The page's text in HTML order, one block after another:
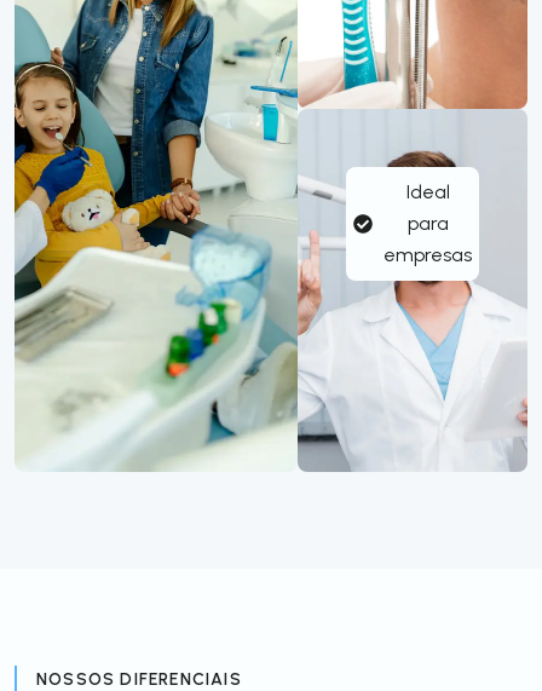
Ideal
para
empresas
NOSSOS DIFERENCIAIS